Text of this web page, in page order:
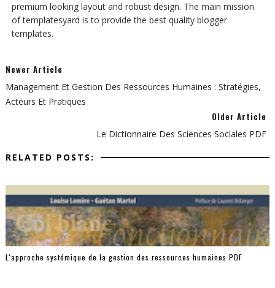
premium looking layout and robust design. The main mission
of templatesyard is to provide the best quality blogger
templates.
Newer Article
Management Et Gestion Des Ressources Humaines : Stratégies,
Acteurs Et Pratiques
Older Article
Le Dictionnaire Des Sciences Sociales PDF
RELATED POSTS:
L'approche systémique de la gestion des ressources humaines PDF